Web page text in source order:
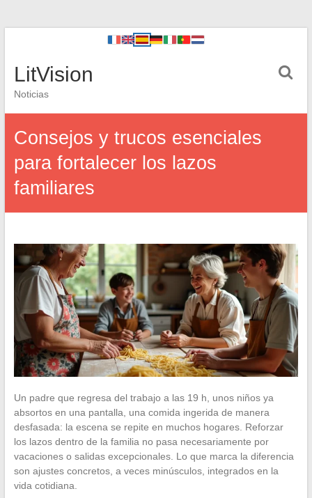
LitVision
Noticias
Consejos y trucos esenciales
para fortalecer los lazos
familiares
Un padre que regresa del trabajo a las 19 h, unos niños ya
absortos en una pantalla, una comida ingerida de manera
desfasada: la escena se repite en muchos hogares. Reforzar
los lazos dentro de la familia no pasa necesariamente por
vacaciones o salidas excepcionales. Lo que marca la diferencia
son ajustes concretos, a veces minúsculos, integrados en la
vida cotidiana.